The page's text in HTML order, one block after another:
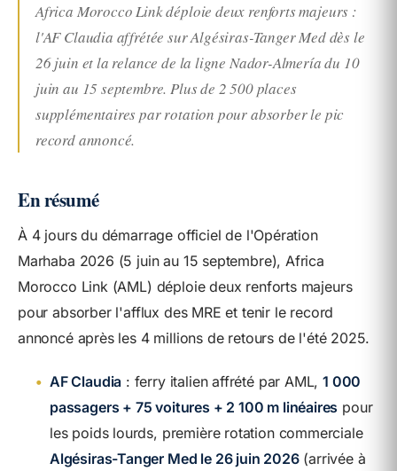
Africa Morocco Link déploie deux renforts majeurs :
l'AF Claudia affrétée sur Algésiras-Tanger Med dès le
26 juin et la relance de la ligne Nador-Almería du 10
juin au 15 septembre. Plus de 2 500 places
supplémentaires par rotation pour absorber le pic
record annoncé.
En résumé
À 4 jours du démarrage officiel de l'Opération
Marhaba 2026 (5 juin au 15 septembre), Africa
Morocco Link (AML) déploie deux renforts majeurs
pour absorber l'afflux des MRE et tenir le record
annoncé après les 4 millions de retours de l'été 2025.
• AF Claudia : ferry italien affrété par AML,1 000
passagers + 75 voitures + 2 100 m linéaires pour
les poids lourds, première rotation commerciale
Algésiras-Tanger Med le 26 juin 2026(arrivée à